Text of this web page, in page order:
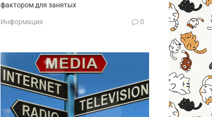
фактором для занятых
Информация 0